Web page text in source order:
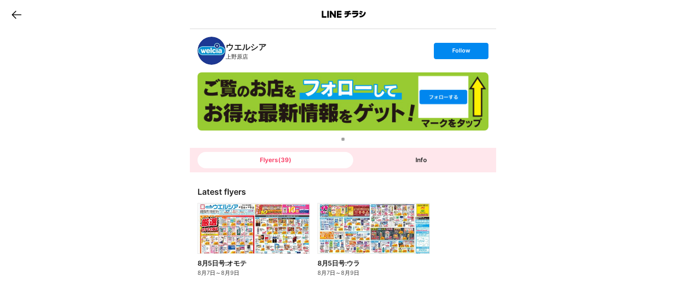
B
n
c
h
T
ウエルシア
上野原店
s
t
o
l
o
w
Follow
Flyers(39) Info
Latest flyers
8月5日号:オモテ
8月7日 ～8月9日
8月5日号:ウラ
8月7日 ～8月9日